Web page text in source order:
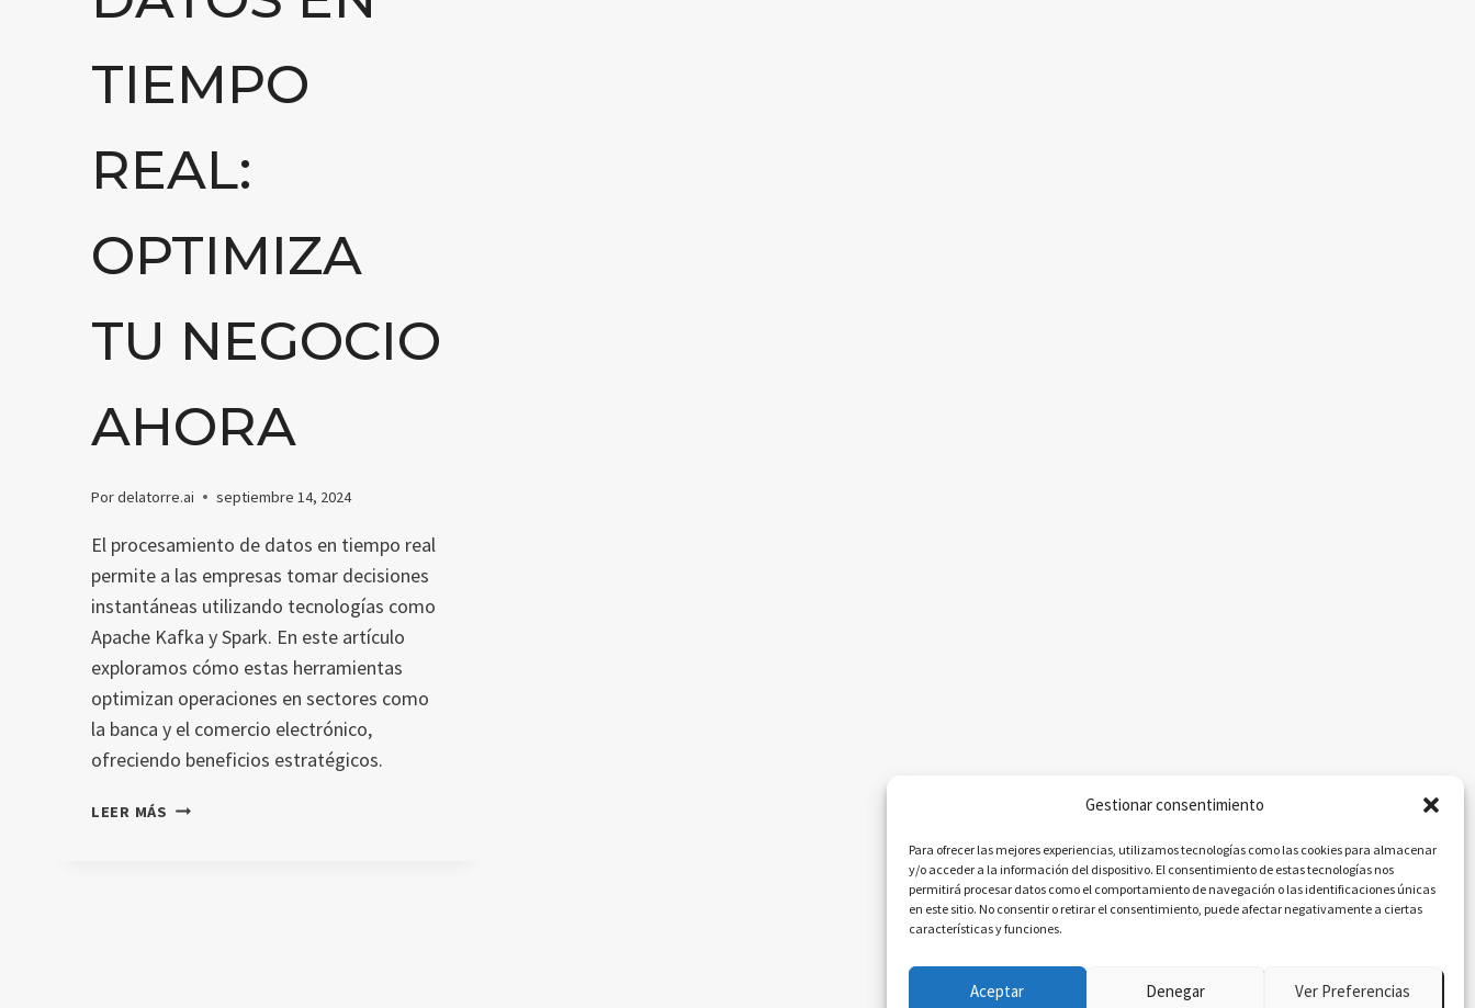
Gestionar consentimiento
Para ofrecer las mejores experiencias, utilizamos tecnologías como las cookies para almacenar
y/o acceder a la información del dispositivo. El consentimiento de estas tecnologías nos
permitirá procesar datos como el comportamiento de navegación o las identificaciones únicas
en este sitio. No consentir o retirar el consentimiento, puede afectar negativamente a ciertas
características y funciones.
Aceptar Denegar Ver Preferencias
TIEMPO
REAL:
OPTIMIZA
TU NEGOCIO
AHORA
Pordelatorre.ai septiembre 14, 2024
El procesamiento de datos en tiempo real
permite a las empresas tomar decisiones
instantáneas utilizando tecnologías como
Apache Kafka y Spark. En este artículo
exploramos cómo estas herramientas
optimizan operaciones en sectores como
la banca y el comercio electrónico,
ofreciendo beneficios estratégicos.
LEER MÁS PROCESAMIENTO